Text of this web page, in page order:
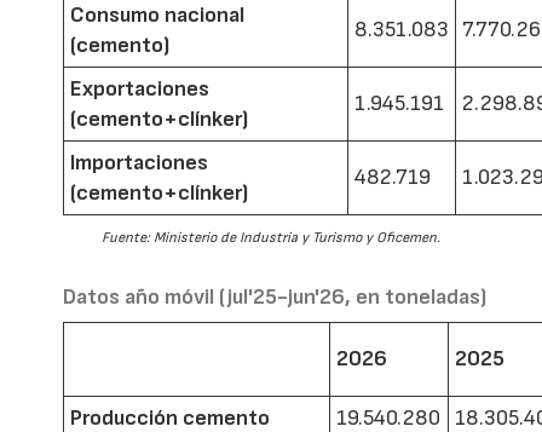
Consumo nacional
(cemento)
8.351.083
Exportaciones
(cemento+clínker)
1.945.191
Importaciones
(cemento+clínker)
482.719
Fuente: Ministerio de Industria y Turismo y Oficemen.
Datos año móvil (jul'25-jun'26, en toneladas)
2026 2025
Producción cemento 19.540.280